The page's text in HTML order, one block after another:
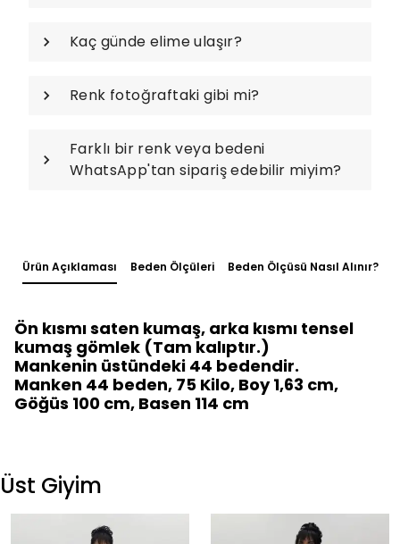
Kaç günde elime ulaşır?
Renk fotoğraftaki gibi mi?
Farklı bir renk veya bedeni
WhatsApp'tan sipariş edebilir miyim?
Ürün Açıklaması Beden Ölçüleri Beden Ölçüsü Nasıl Alınır?
Ön kısmı saten kumaş, arka kısmı tensel
kumaş gömlek (Tam kalıptır.)
Mankenin üstündeki 44 bedendir.
Manken 44 beden, 75 Kilo, Boy 1,63 cm,
Göğüs 100 cm, Basen 114 cm
Üst Giyim